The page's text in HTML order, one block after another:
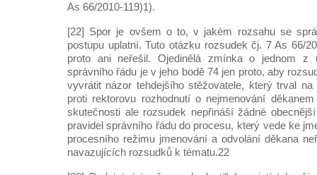
As 66/2010-119)1).
[22] Spor je ovšem o to, v jakém rozsahu se
postupu uplatní. Tuto otázku rozsudek čj. 7 As 66/
proto ani neřešil. Ojedinělá zmínka o jednom z
správního řádu je v jeho bodě 74 jen proto, aby
vyvrátit názor tehdejšího stěžovatele, který trval
proti rektorovu rozhodnutí o nejmenování
skutečnosti ale rozsudek nepřináší žádné
pravidel správního řádu do procesu, který vede ke
procesního režimu jmenování a odvolání děkana
navazujících rozsudků k tématu.22